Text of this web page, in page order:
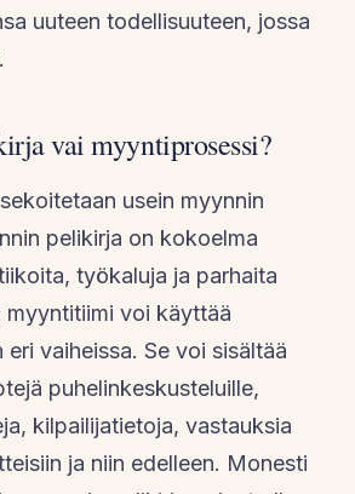
uuteen todellisuuteen, jossa
vai myyntiprosessi?
usein myynnin
pelikirja on kokoelma
työkaluja ja parhaita
voi käyttää
vaiheissa. Se voi sisältää
puhelinkeskusteluille,
kilpailijatietoja, vastauksia
ja niin edelleen. Monesti